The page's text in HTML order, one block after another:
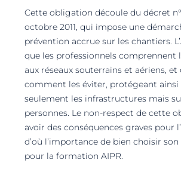
Cette obligation découle du décret
octobre 2011, qui impose une
prévention accrue sur les chantiers.
que les professionnels comprennent
aux réseaux souterrains et aériens, et
comment les éviter, protégeant ainsi
seulement les infrastructures mais
personnes. Le non-respect de cette
avoir des conséquences graves pour
d’où l’importance de bien choisir
pour la formation AIPR.